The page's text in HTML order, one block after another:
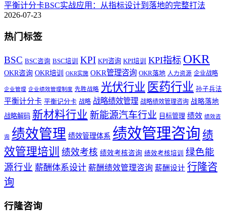
平衡计分卡BSC实战应用：从指标设计到落地的完整打法
2026-07-23
热门标签
BSC BSC咨询 BSC培训 KPI KPI咨询 KPI培训 KPI指标 OKR
OKR咨询 OKR培训 OKR实施 OKR管理咨询 OKR落地 人力资源 企业战略
企业管理 企业绩效管理制度 先胜战略 光伏行业 医药行业 孙子兵法
平衡计分卡 平衡记分卡 战略 战略绩效管理 战略绩效管理咨询 战略落地
战略解码 新材料行业 新能源汽车行业 目标管理 绩效 绩效咨
询 绩效管理 绩效管理体系 绩效管理咨询 绩
效管理培训 绩效考核 绩效考核咨询 绩效考核培训
绿色能
源行业 薪酬体系设计 薪酬绩效管理咨询 薪酬设计 行隆咨
询
行隆咨询